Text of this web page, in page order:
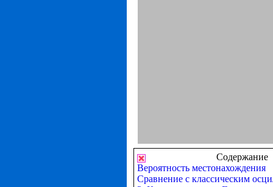
Содержание
Вероятность местонахождения
Сравнение с классическим